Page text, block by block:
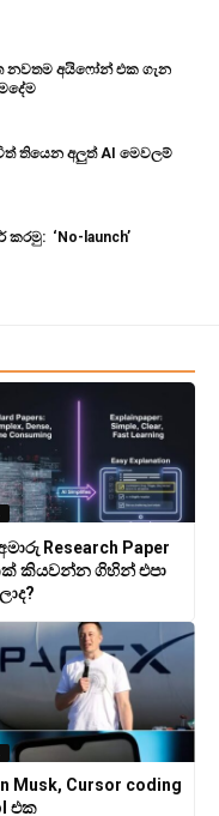
නවතම අයිෆෝන් එක ගැන
තියෙන අලුත් AI මෙවලම්
‘No-launch’
Research Paper
කියවන්න ගිහින් එපා
Musk, Cursor coding
එක